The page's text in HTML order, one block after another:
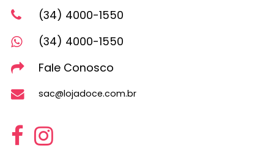
(34) 4000-1550
(34) 4000-1550
Fale Conosco
sac@lojadoce.com.br